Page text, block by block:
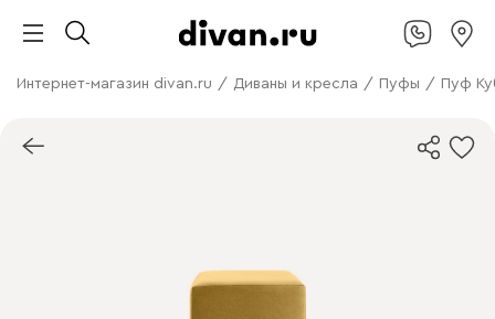
Интернет-магазин divan.ru / Диваны и кресла / Пуфы / Пуф